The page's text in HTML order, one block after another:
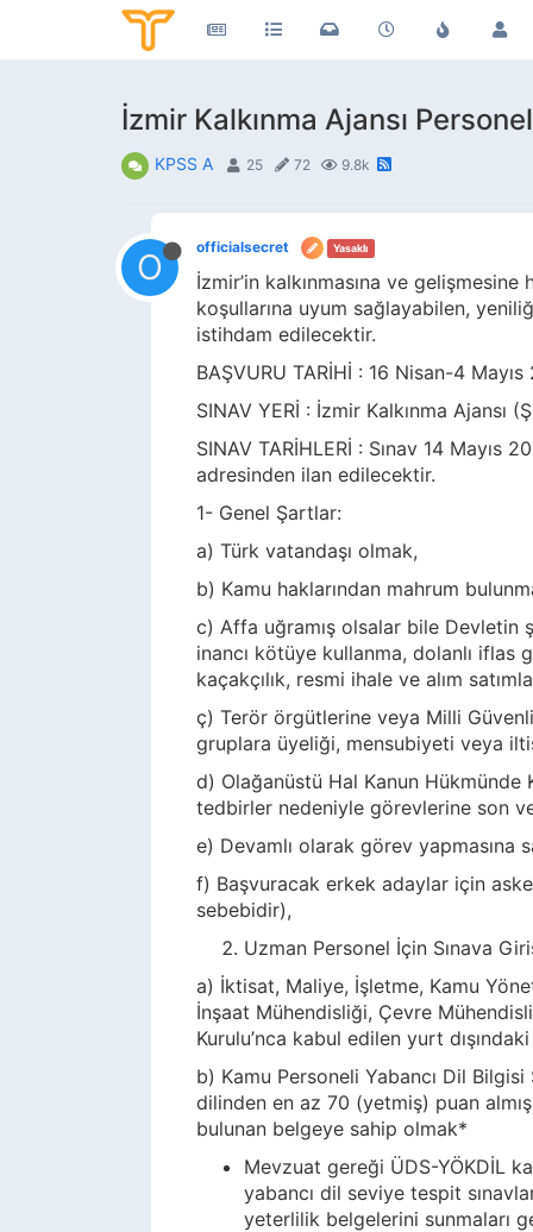
İzmir Kalkınma Ajansı
KPSS A 25 72 9.8k
O officialsecret Yasaklı
İzmir’in kalkınmasına ve
koşullarına uyum sağlayabilen,
istihdam edilecektir.
BAŞVURU TARİHİ : 16 Nisan-4
SINAV YERİ : İzmir Kalkınma Ajansı
SINAV TARİHLERİ : Sınav 14 Mayıs
adresinden ilan edilecektir.
1- Genel Şartlar:
a) Türk vatandaşı olmak,
b) Kamu haklarından mahrum
c) Affa uğramış olsalar bile Devletin
inancı kötüye kullanma, dolanlı iflas
kaçakçılık, resmi ihale ve alım
ç) Terör örgütlerine veya Milli
gruplara üyeliği, mensubiyeti veya
d) Olağanüstü Hal Kanun Hükmünde
tedbirler nedeniyle görevlerine son
e) Devamlı olarak görev yapmasına
f) Başvuracak erkek adaylar için
sebebidir),
Uzman Personel İçin Sınava
a) İktisat, Maliye, İşletme, Kamu
İnşaat Mühendisliği, Çevre
Kurulu’nca kabul edilen yurt
b) Kamu Personeli Yabancı Dil Bilgisi
dilinden en az 70 (yetmiş) puan
bulunan belgeye sahip olmak*
Mevzuat gereği ÜDS-YÖKDİL
yabancı dil seviye tespit
yeterlilik belgelerini sunmaları